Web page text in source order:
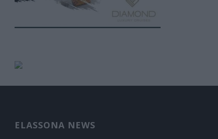
ELASSONA NEWS